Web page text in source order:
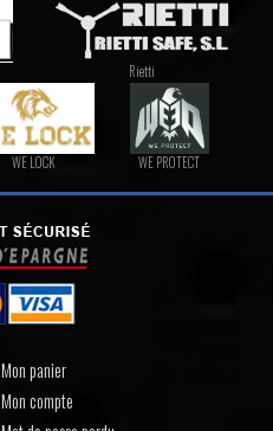
Rietti
WE LOCK WE PROTECT
Mon panier
Mon compte